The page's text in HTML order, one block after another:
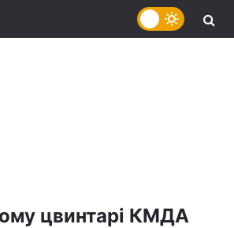
цвинтарі КМДА